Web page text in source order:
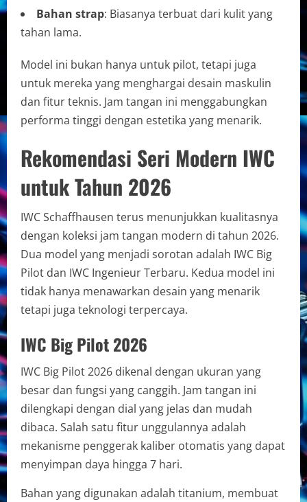
Bahan strap: Biasanya terbuat dari kulit yang
tahan lama.
Model ini bukan hanya untuk pilot, tetapi juga
untuk mereka yang menghargai desain maskulin
dan fitur teknis. Jam tangan ini menggabungkan
performa tinggi dengan estetika yang menarik.
Rekomendasi Seri Modern IWC
untuk Tahun 2026
IWC Schaffhausen terus menunjukkan kualitasnya
dengan koleksi jam tangan modern di tahun 2026.
Dua model yang menjadi sorotan adalah IWC Big
Pilot dan IWC Ingenieur Terbaru. Kedua model ini
tidak hanya menawarkan desain yang menarik
tetapi juga teknologi terpercaya.
IWC Big Pilot 2026
IWC Big Pilot 2026 dikenal dengan ukuran yang
besar dan fungsi yang canggih. Jam tangan ini
dilengkapi dengan dial yang jelas dan mudah
dibaca. Salah satu fitur unggulannya adalah
mekanisme penggerak kaliber otomatis yang dapat
menyimpan daya hingga 7 hari.
Bahan yang digunakan adalah titanium, membuat